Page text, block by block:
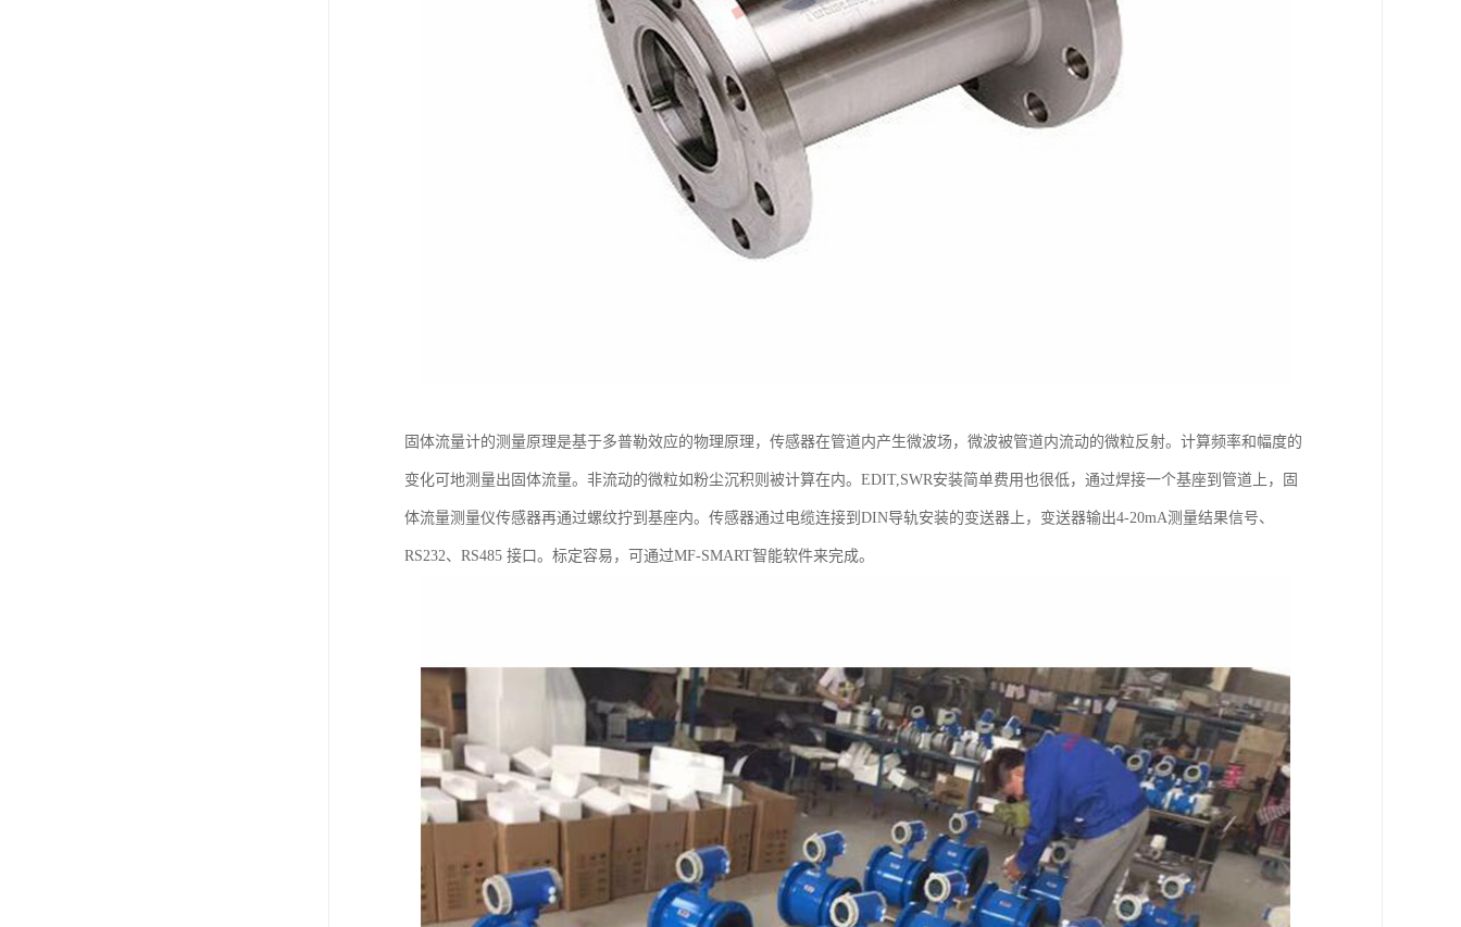
固体流量计的测量原理是基于多普勒效应的物理原理，传感器在管道内产生微波场，微波被管道内流动的微粒反射。计算频率和幅度的
变化可地测量出固体流量。非流动的微粒如粉尘沉积则被计算在内。EDIT,SWR安装简单费用也很低，通过焊接一个基座到管道上，固
体流量测量仪传感器再通过螺纹拧到基座内。传感器通过电缆连接到DIN导轨安装的变送器上，变送器输出4-20mA测量结果信号、
RS232、RS485 接口。标定容易，可通过MF-SMART智能软件来完成。